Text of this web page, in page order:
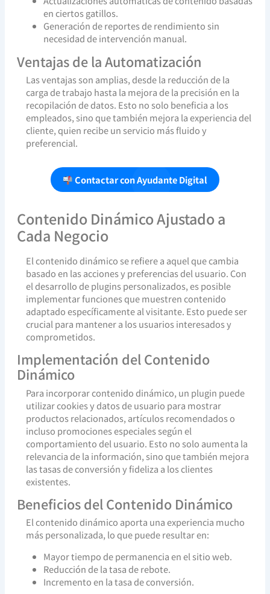
en ciertos gatillos.
Generación de reportes de rendimiento sin
necesidad de intervención manual.
Ventajas de la Automatización
Las ventajas son amplias, desde la reducción de la
carga de trabajo hasta la mejora de la precisión en la
recopilación de datos. Esto no solo beneficia a los
empleados, sino que también mejora la experiencia del
cliente, quien recibe un servicio más fluido y
preferencial.
Contactar con Ayudante Digital
Contenido Dinámico Ajustado a
Cada Negocio
El contenido dinámico se refiere a aquel que cambia
basado en las acciones y preferencias del usuario. Con
el desarrollo de plugins personalizados, es posible
implementar funciones que muestren contenido
adaptado específicamente al visitante. Esto puede ser
crucial para mantener a los usuarios interesados y
comprometidos.
Implementación del Contenido
Dinámico
Para incorporar contenido dinámico, un plugin puede
utilizar cookies y datos de usuario para mostrar
productos relacionados, artículos recomendados o
incluso promociones especiales según el
comportamiento del usuario. Esto no solo aumenta la
relevancia de la información, sino que también mejora
las tasas de conversión y fideliza a los clientes
existentes.
Beneficios del Contenido Dinámico
El contenido dinámico aporta una experiencia mucho
más personalizada, lo que puede resultar en:
Mayor tiempo de permanencia en el sitio web.
Reducción de la tasa de rebote.
Incremento en la tasa de conversión.